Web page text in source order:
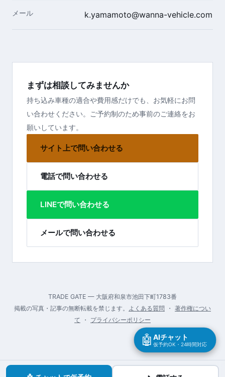
メール k.yamamoto@wanna-vehicle.com
まずは相談してみませんか
持ち込み車種の適合や費用感だけでも、お気軽にお問
い合わせください。ご予約制のため事前のご連絡をお
願いしています。
サイト上で問い合わせる
電話で問い合わせる
LINEで問い合わせる
メールで問い合わせる
TRADE GATE — 大阪府和泉市池田下町1783番
掲載の写真・記事の無断転載を禁じます。 よくある質問 ・ 著作権につい
て ・ プライバシーポリシー
🤖 AIチャット
仮予約OK・24時間対応